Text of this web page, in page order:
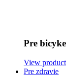
Pre
View
Pre zdravie